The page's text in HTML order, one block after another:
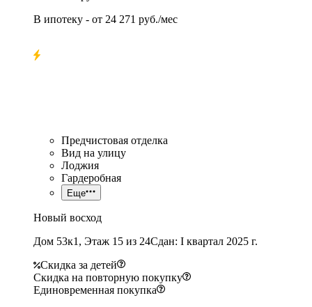
В ипотеку - от 24 271 руб./мес
Предчистовая отделка
Вид на улицу
Лоджия
Гардеробная
Еще
Новый восход
Дом 53к1, Этаж 15 из 24Сдан: I квартал 2025 г.
Скидка за детей
Скидка на повторную покупку
Единовременная покупка